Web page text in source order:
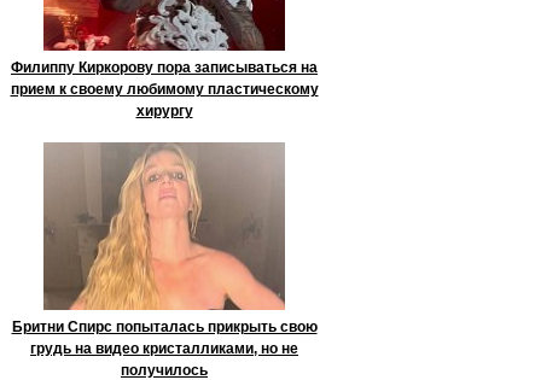
Филиппу Киркорову пора записываться на
прием к своему любимому пластическому
хирургу
Бритни Спирс попыталась прикрыть свою
грудь на видео кристалликами, но не
получилось